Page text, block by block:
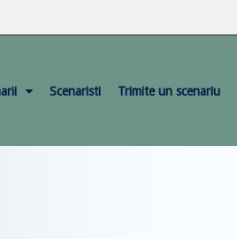
Scenaristi Trimite un scenariu